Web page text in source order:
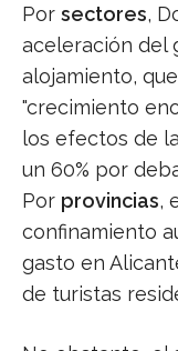
Por sectores,
aceleración del
alojamiento,
"crecimiento
los efectos de
un 60% por
Por provincias,
confinamiento
gasto en
de turistas